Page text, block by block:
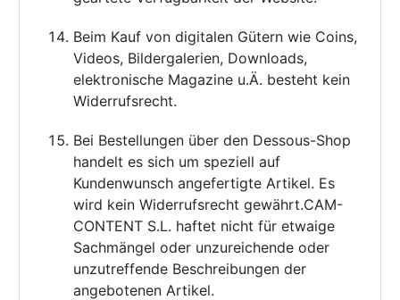
Beim Kauf von digitalen Gütern wie Coins,
Videos, Bildergalerien, Downloads,
elektronische Magazine u.Ä. besteht kein
Widerrufsrecht.
Bei Bestellungen über den Dessous-Shop
handelt es sich um speziell auf
Kundenwunsch angefertigte Artikel. Es
wird kein Widerrufsrecht gewährt.CAM-
CONTENT S.L. haftet nicht für etwaige
Sachmängel oder unzureichende oder
unzutreffende Beschreibungen der
angebotenen Artikel.